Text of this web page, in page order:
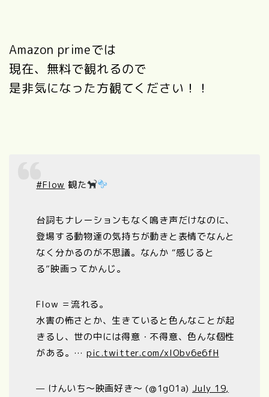
Amazon primeでは
現在、無料で観れるので
是非気になった方観てください！！
#Flow 観た
台詞もナレーションもなく鳴き声だけなのに、
登場する動物達の気持ちが動きと表情でなんと
なく分かるのが不思議。なんか “感じると
る”映画ってかんじ。
Flow ＝流れる。
水害の怖さとか、生きていると色んなことが起
きるし、世の中には得意・不得意、色んな個性
がある。… pic.twitter.com/xIObv6e6fH
— けんいち〜映画好き〜 (@1g01a) July 19,